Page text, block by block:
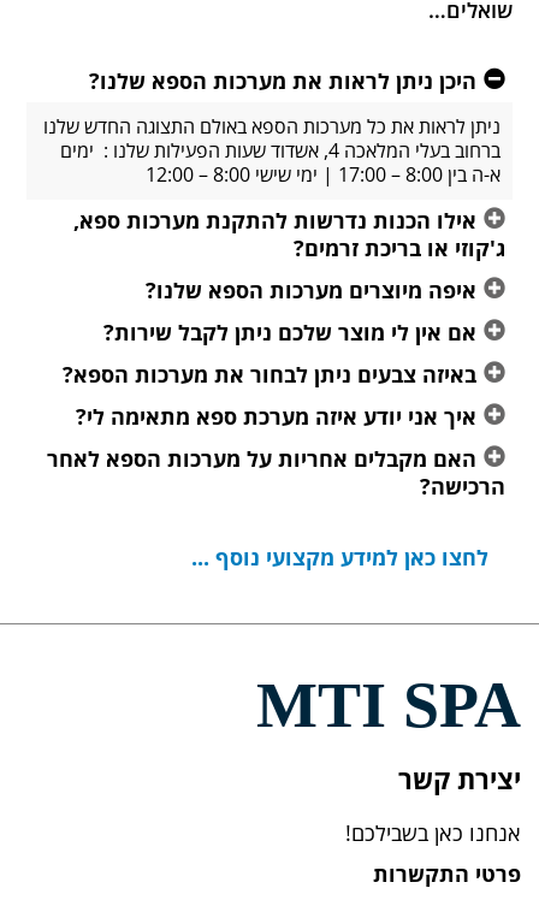
שואלים…
היכן ניתן לראות את מערכות הספא שלנו?
ניתן לראות את כל מערכות הספא באולם התצוגה החדש שלנו
ברחוב בעלי המלאכה 4, אשדוד שעות הפעילות שלנו : ימים
א-ה בין 8:00 – 17:00 | ימי שישי 8:00 – 12:00
אילו הכנות נדרשות להתקנת מערכות ספא,
ג'קוזי או בריכת זרמים?
איפה מיוצרים מערכות הספא שלנו?
אם אין לי מוצר שלכם ניתן לקבל שירות?
באיזה צבעים ניתן לבחור את מערכות הספא?
איך אני יודע איזה מערכת ספא מתאימה לי?
האם מקבלים אחריות על מערכות הספא לאחר
הרכישה?
לחצו כאן למידע מקצועי נוסף ...
יצירת קשר
אנחנו כאן בשבילכם!
MTI SPA
פרטי התקשרות